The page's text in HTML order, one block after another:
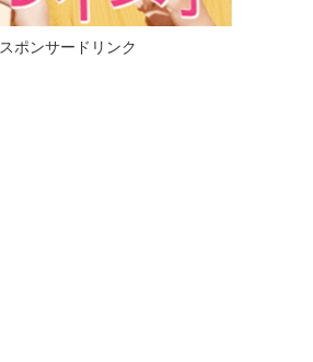
スポンサードリンク